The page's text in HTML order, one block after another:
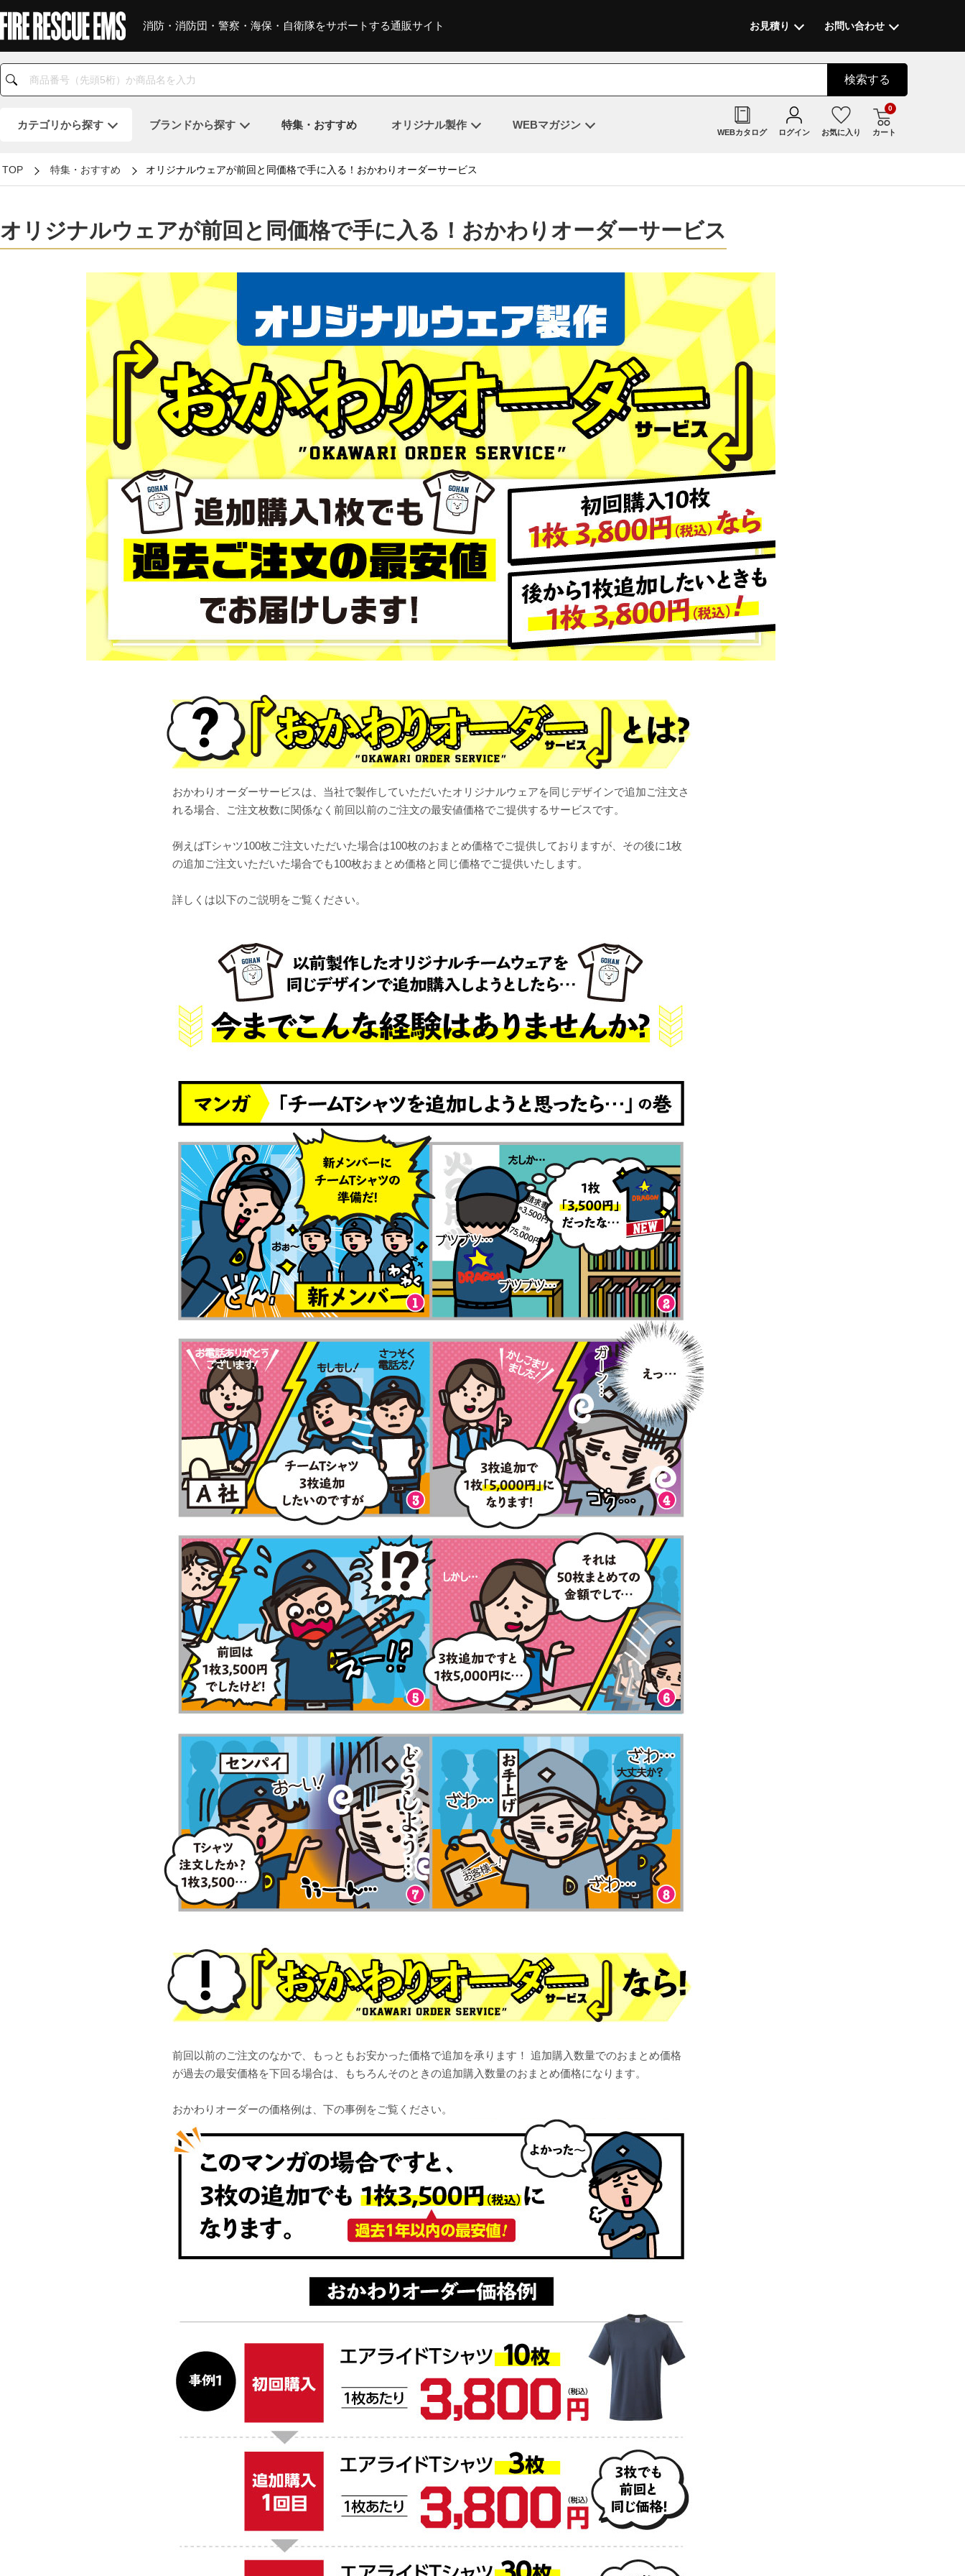
消防・消防団・警察・海保・自衛隊をサポートする通販サイト お見積り お問い合わせ
検索する
カテゴリから探す ブランドから探す 特集・おすすめ オリジナル製作 WEBマガジン
WEBカタログ ログイン お気に入り カート
0
TOP 特集・おすすめ オリジナルウェアが前回と同価格で手に入る！おかわりオーダーサービス
オリジナルウェアが前回と同価格で手に入る！おかわりオーダーサービス
おかわりオーダーサービスは、当社で製作していただいたオリジナルウェアを同じデザインで追加ご注文さ
れる場合、ご注文枚数に関係なく前回以前のご注文の最安値価格でご提供するサービスです。
例えばTシャツ100枚ご注文いただいた場合は100枚のおまとめ価格でご提供しておりますが、その後に1枚
の追加ご注文いただいた場合でも100枚おまとめ価格と同じ価格でご提供いたします。
詳しくは以下のご説明をご覧ください。
前回以前のご注文のなかで、もっともお安かった価格で追加を承ります！ 追加購入数量でのおまとめ価格
が過去の最安価格を下回る場合は、もちろんそのときの追加購入数量のおまとめ価格になります。
おかわりオーダーの価格例は、下の事例をご覧ください。